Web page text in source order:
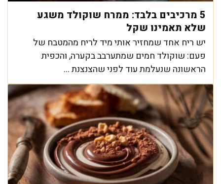
5 מרכיבים בלבד: ממרח שוקולד משגע
שלא תאמינו שקל
יש ריח אחד שמחזיר אותי מיד לריח מהמטבח של
פעם: שוקולד חמים שמתערבב בקערה, והכפית
הראשונה שנעלמת עוד לפני שהצנצנת ...